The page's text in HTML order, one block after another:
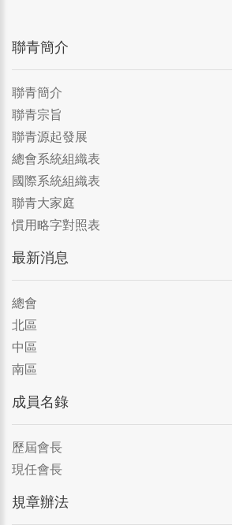
聯青簡介
聯青簡介
聯青宗旨
聯青源起發展
總會系統組織表
國際系統組織表
聯青大家庭
慣用略字對照表
最新消息
總會
北區
中區
南區
成員名錄
歷屆會長
現任會長
規章辦法